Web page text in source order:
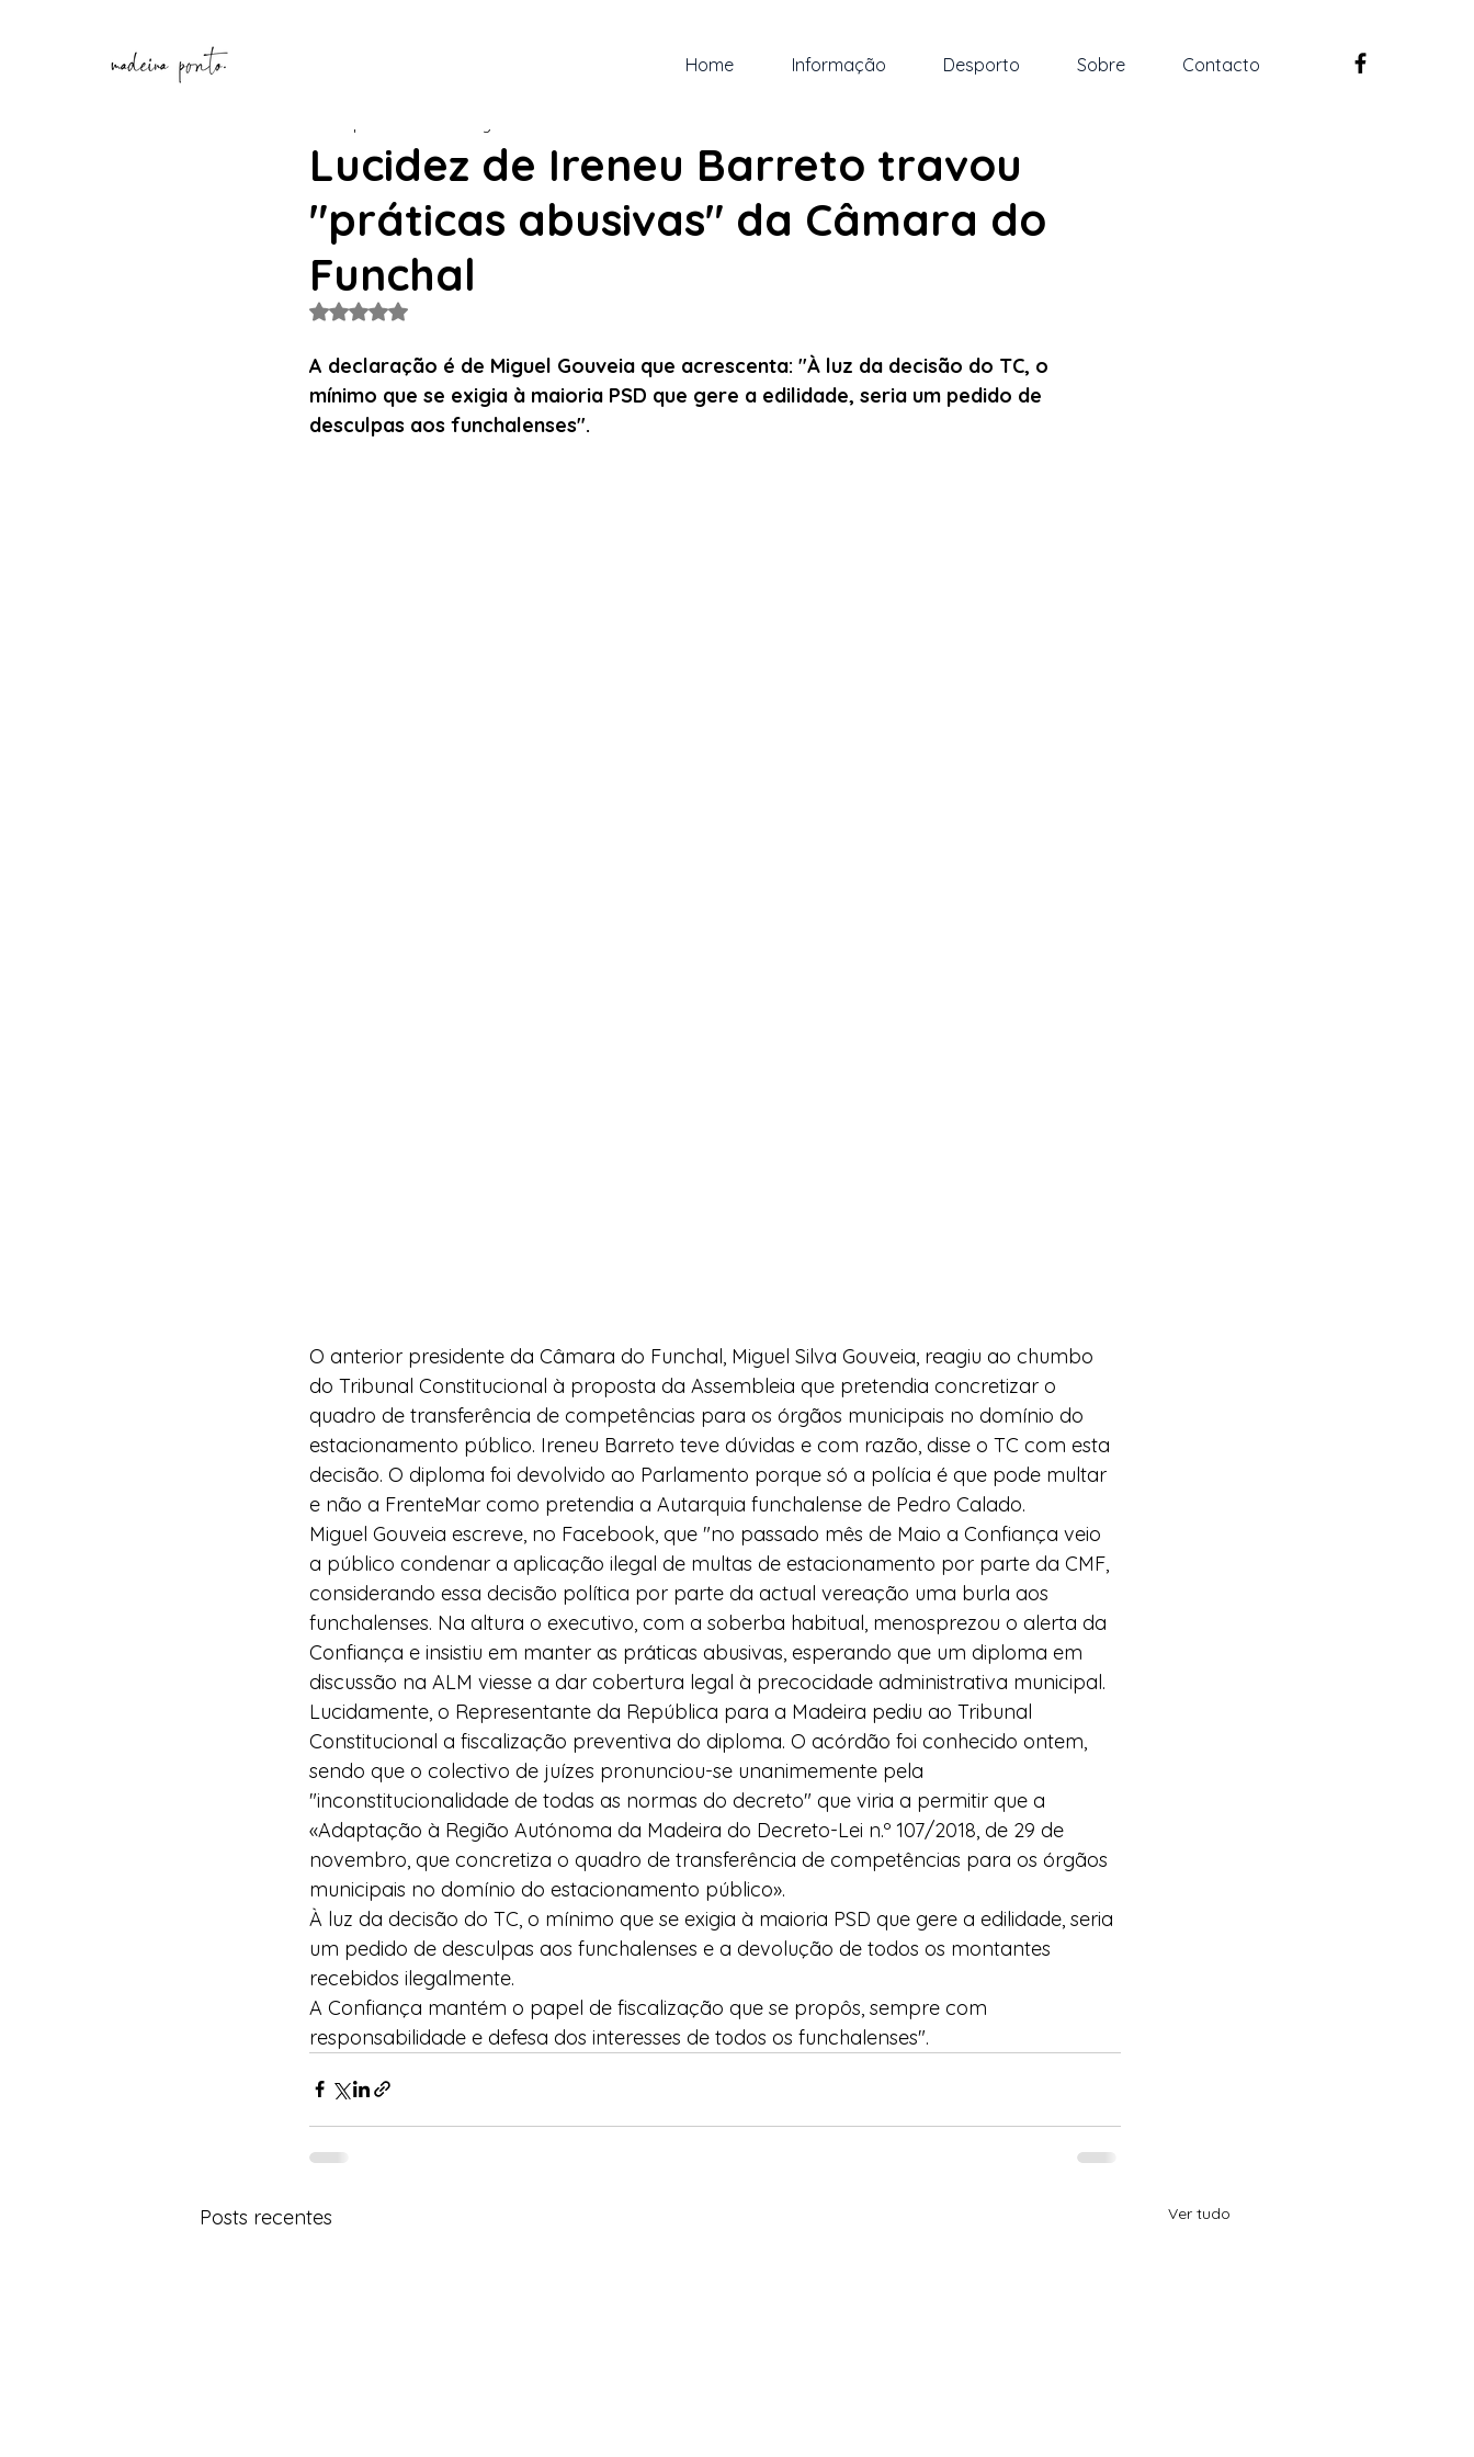
Home Informação Desporto Sobre Contacto
Lucidez de Ireneu Barreto travou
"práticas abusivas" da Câmara do
Funchal
Avaliado com NaN de 5 estrelas.
A declaração é de Miguel Gouveia que acrescenta: "À luz da decisão do TC, o
mínimo que se exigia à maioria PSD que gere a edilidade, seria um pedido de
desculpas aos funchalenses".
O anterior presidente da Câmara do Funchal, Miguel Silva Gouveia, reagiu ao chumbo
do Tribunal Constitucional à proposta da Assembleia que pretendia concretizar o
quadro de transferência de competências para os órgãos municipais no domínio do
estacionamento público. Ireneu Barreto teve dúvidas e com razão, disse o TC com esta
decisão. O diploma foi devolvido ao Parlamento porque só a polícia é que pode multar
e não a FrenteMar como pretendia a Autarquia funchalense de Pedro Calado.
Miguel Gouveia escreve, no Facebook, que "no passado mês de Maio a Confiança veio
a público condenar a aplicação ilegal de multas de estacionamento por parte da CMF,
considerando essa decisão política por parte da actual vereação uma burla aos
funchalenses. Na altura o executivo, com a soberba habitual, menosprezou o alerta da
Confiança e insistiu em manter as práticas abusivas, esperando que um diploma em
discussão na ALM viesse a dar cobertura legal à precocidade administrativa municipal.
Lucidamente, o Representante da República para a Madeira pediu ao Tribunal
Constitucional a fiscalização preventiva do diploma. O acórdão foi conhecido ontem,
sendo que o colectivo de juízes pronunciou-se unanimemente pela
"inconstitucionalidade de todas as normas do decreto" que viria a permitir que a
«Adaptação à Região Autónoma da Madeira do Decreto-Lei n.º 107/2018, de 29 de
novembro, que concretiza o quadro de transferência de competências para os órgãos
municipais no domínio do estacionamento público».
À luz da decisão do TC, o mínimo que se exigia à maioria PSD que gere a edilidade, seria
um pedido de desculpas aos funchalenses e a devolução de todos os montantes
recebidos ilegalmente.
A Confiança mantém o papel de fiscalização que se propôs, sempre com
responsabilidade e defesa dos interesses de todos os funchalenses".
Posts recentes Ver tudo